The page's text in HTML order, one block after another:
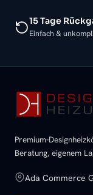
15 Tage
Einfach &
Premium-
Beratung, eigenem
Ada Commerce